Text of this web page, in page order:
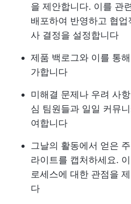
을 제안합니다. 이를 관
배포하여 반영하고 협
사 결정을 설정합니다
제품 백로그와 이를 통
가합니다
미해결 문제나 우려 사
심 팀원들과 일일 커뮤
여합니다
그날의 활동에서 얻은
라이트를 캡처하세요.
로세스에 대한 관점을
다